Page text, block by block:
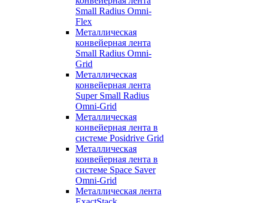
Small Radius Omni-
Flex
Металлическая
конвейерная лента
Small Radius Omni-
Grid
Металлическая
конвейерная лента
Super Small Radius
Omni-Grid
Металлическая
конвейерная лента в
системе Posidrive Grid
Металлическая
конвейерная лента в
системе Space Saver
Omni-Grid
Металлическая лента